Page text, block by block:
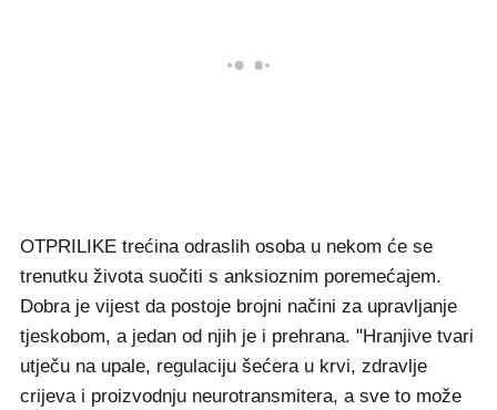
OTPRILIKE trećina odraslih osoba u nekom će se
trenutku života suočiti s anksioznim poremećajem.
Dobra je vijest da postoje brojni načini za upravljanje
tjeskobom, a jedan od njih je i prehrana. "Hranjive tvari
utječu na upale, regulaciju šećera u krvi, zdravlje
crijeva i proizvodnju neurotransmitera, a sve to može